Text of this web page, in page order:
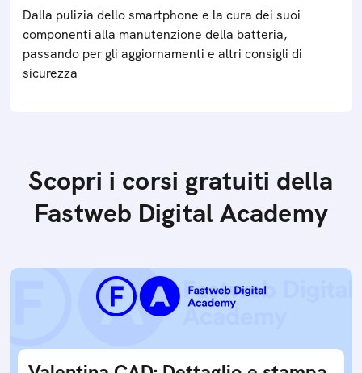
Dalla pulizia dello smartphone e la cura dei suoi
componenti alla manutenzione della batteria,
passando per gli aggiornamenti e altri consigli di
sicurezza
Scopri i corsi gratuiti della
Fastweb Digital Academy